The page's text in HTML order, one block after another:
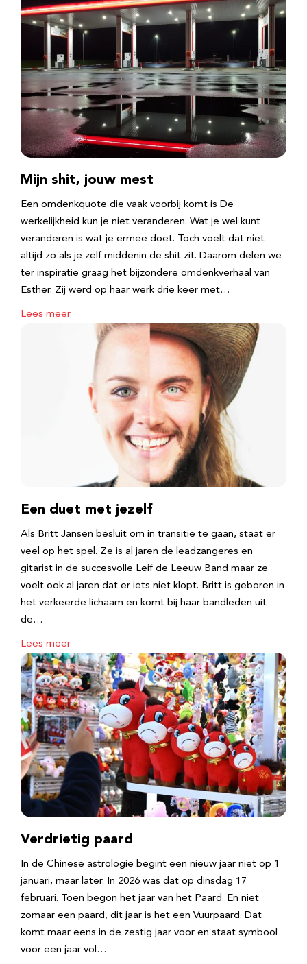
Mijn shit, jouw mest
Een omdenkquote die vaak voorbij komt is De
werkelijkheid kun je niet veranderen. Wat je wel kunt
veranderen is wat je ermee doet. Toch voelt dat niet
altijd zo als je zelf middenin de shit zit. Daarom delen we
ter inspiratie graag het bijzondere omdenkverhaal van
Esther. Zij werd op haar werk drie keer met…
Lees meer
Een duet met jezelf
Als Britt Jansen besluit om in transitie te gaan, staat er
veel op het spel. Ze is al jaren de leadzangeres en
gitarist in de succesvolle Leif de Leeuw Band maar ze
voelt ook al jaren dat er iets niet klopt. Britt is geboren in
het verkeerde lichaam en komt bij haar bandleden uit
de…
Lees meer
Verdrietig paard
In de Chinese astrologie begint een nieuw jaar niet op 1
januari, maar later. In 2026 was dat op dinsdag 17
februari. Toen begon het jaar van het Paard. En niet
zomaar een paard, dit jaar is het een Vuurpaard. Dat
komt maar eens in de zestig jaar voor en staat symbool
voor een jaar vol…